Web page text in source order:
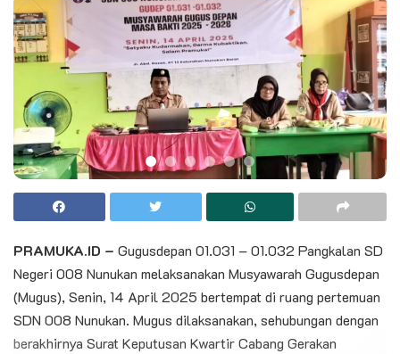
PRAMUKA.ID – Gugusdepan 01.031 – 01.032 Pangkalan SD
Negeri 008 Nunukan melaksanakan Musyawarah Gugusdepan
(Mugus), Senin, 14 April 2025 bertempat di ruang pertemuan
SDN 008 Nunukan. Mugus dilaksanakan, sehubungan dengan
berakhirnya Surat Keputusan Kwartir Cabang Gerakan